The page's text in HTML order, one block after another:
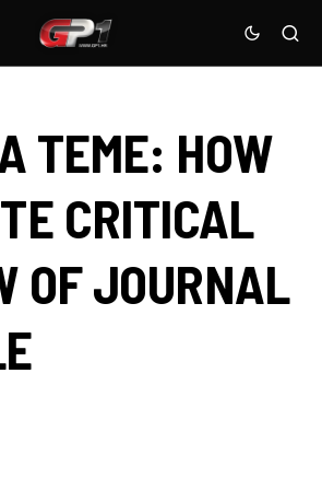
TEME: HOW
CRITICAL
OF JOURNAL